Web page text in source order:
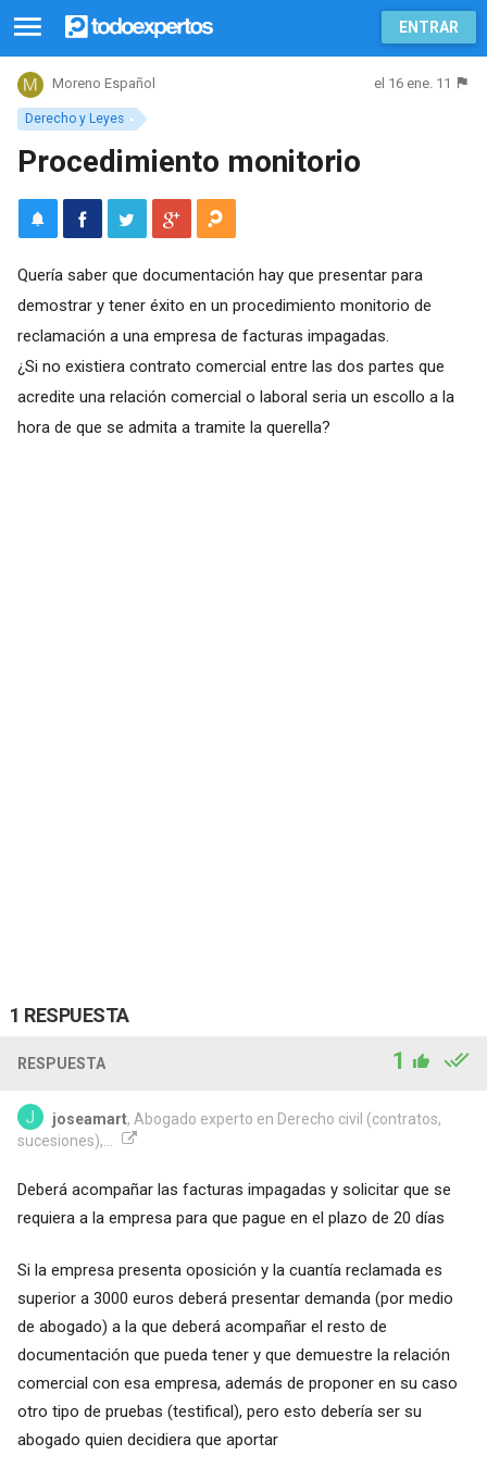
ENTRAR
Derecho y Leyes
Moreno Español el 16 ene. 11
Procedimiento monitorio
Quería saber que documentación hay que presentar para
demostrar y tener éxito en un procedimiento monitorio de
reclamación a una empresa de facturas impagadas.
¿Si no existiera contrato comercial entre las dos partes que
acredite una relación comercial o laboral seria un escollo a la
hora de que se admita a tramite la querella?
1 RESPUESTA
RESPUESTA 1
joseamart, Abogado experto en Derecho civil (contratos,
sucesiones),...
Deberá acompañar las facturas impagadas y solicitar que se
requiera a la empresa para que pague en el plazo de 20 días
Si la empresa presenta oposición y la cuantía reclamada es
superior a 3000 euros deberá presentar demanda (por medio
de abogado) a la que deberá acompañar el resto de
documentación que pueda tener y que demuestre la relación
comercial con esa empresa, además de proponer en su caso
otro tipo de pruebas (testifical), pero esto debería ser su
abogado quien decidiera que aportar